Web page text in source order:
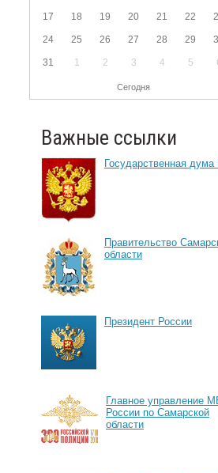
17 18 19 20 21 22
24 25 26 27 28 29
31 1 2 3 4 5
Сегодня
Важные ссылки
Государственная
Правительство
области
Президент России
Главное управление
России по Самарской
области